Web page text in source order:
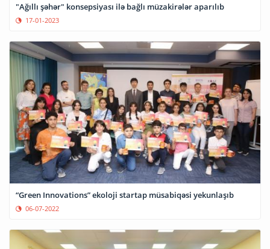
"Ağıllı şəhər" konsepsiyası ilə bağlı müzakirələr aparılıb
17-01-2023
“Green Innovations” ekoloji startap müsabiqəsi yekunlaşıb
06-07-2022